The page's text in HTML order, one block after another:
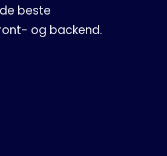
beste
og backend.